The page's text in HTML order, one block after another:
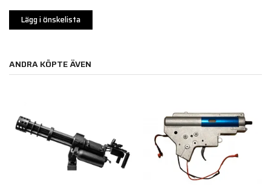
Lägg i önskelista
ANDRA KÖPTE ÄVEN